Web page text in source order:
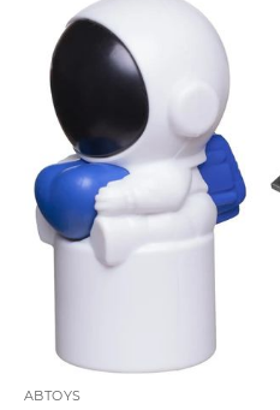
ABTOYS